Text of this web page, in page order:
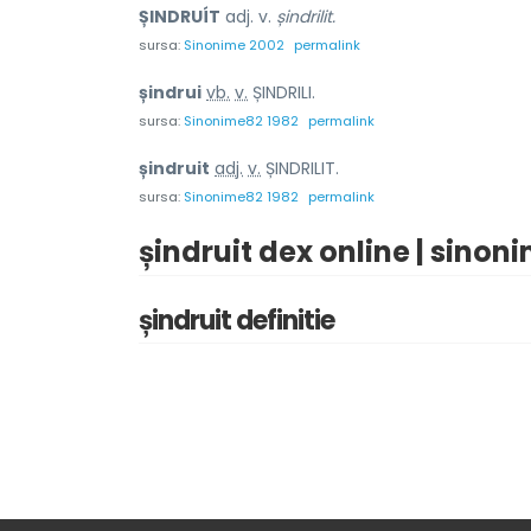
ȘINDRUÍT adj. v. șindrilit.
sursa: Sinonime 2002 permalink
șindrui vb. v. ȘINDRILI.
sursa: Sinonime82 1982 permalink
șindruit adj. v. ȘINDRILIT.
sursa: Sinonime82 1982 permalink
șindruit dex online |
șindruit definitie